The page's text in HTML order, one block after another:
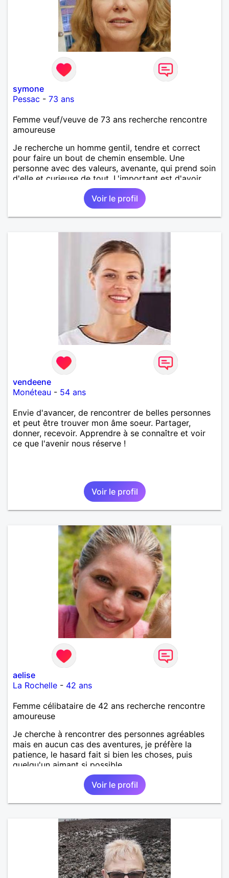
symone
Pessac - 73 ans
Femme veuf/veuve de 73 ans recherche rencontre
amoureuse
Je recherche un homme gentil, tendre et correct
pour faire un bout de chemin ensemble. Une
personne avec des valeurs, avenante, qui prend soin
d'elle et curieuse de tout. L'important est d'avoir
une complicité de tous les instants. Je suis prête de
nouveau a faire confiance mais avec des limites. Au
plaisir de vous lire et essayez de répondre !
Voir le profil
vendeene
Monéteau - 54 ans
Envie d'avancer, de rencontrer de belles personnes
et peut être trouver mon âme soeur. Partager,
donner, recevoir. Apprendre à se connaître et voir
ce que l'avenir nous réserve !
Voir le profil
aelise
La Rochelle - 42 ans
Femme célibataire de 42 ans recherche rencontre
amoureuse
Je cherche à rencontrer des personnes agréables
mais en aucun cas des aventures, je préfère la
patience, le hasard fait si bien les choses, puis
quelqu'un aimant si possible.
Voir le profil